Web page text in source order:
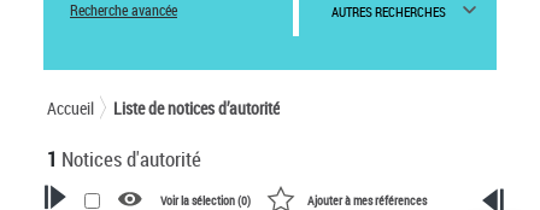
Recherche avancée AUTRES RECHERCHES
Accueil Liste de notices d’autorité
1 Notices d'autorité
Voir la sélection (0) Ajouter à mes références